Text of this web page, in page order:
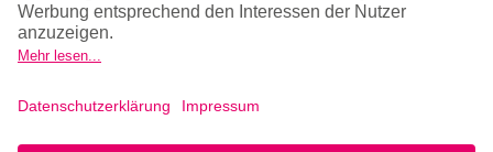
Team
Gutscheine verschenken
Allgemeines